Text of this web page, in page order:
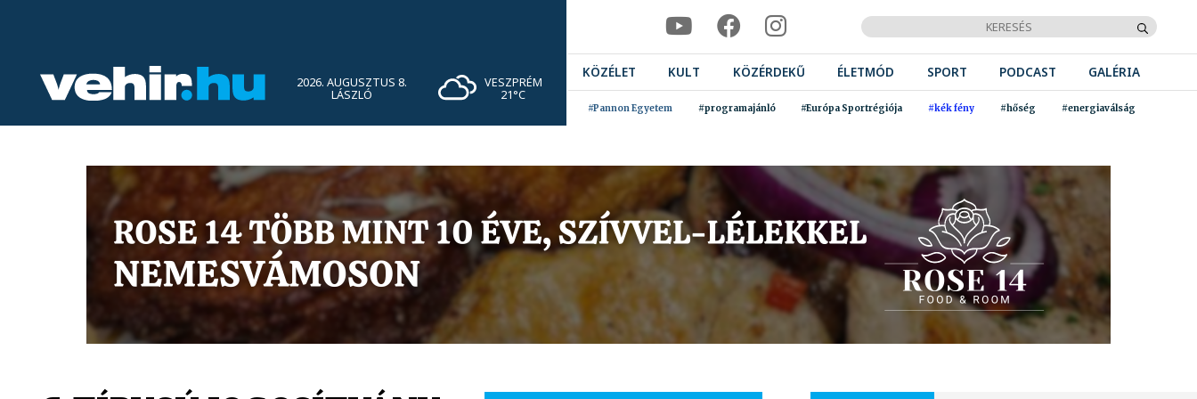
2026. AUGUSZTUS 8.
LÁSZLÓ
VESZPRÉM
21°C
KÖZÉLET KULT KÖZÉRDEKŰ ÉLETMÓD SPORT PODCAST GALÉRIA
#Pannon Egyetem #programajánló #Európa Sportrégiója #kék fény #hőség #energiaválság